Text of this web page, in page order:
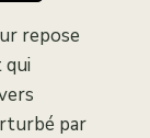
repose
par